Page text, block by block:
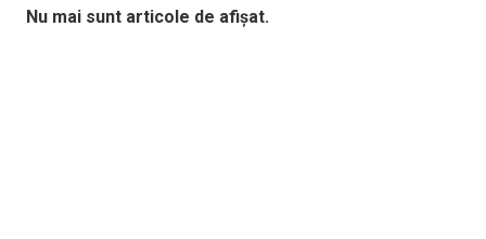
Nu mai sunt articole de afișat.